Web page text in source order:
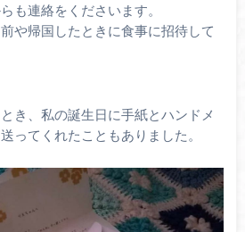
も連絡をくださいます。
や帰国したときに食事に招待して
き、私の誕生日に手紙とハンドメ
ってくれたこともありました。